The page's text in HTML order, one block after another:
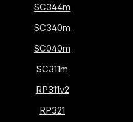
SC344m
SC340m
SC040m
SC311m
RP311v2
RP321